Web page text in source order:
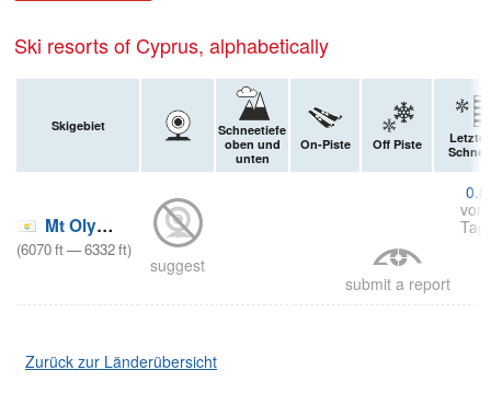
Ski resorts of Cyprus, alphabetically
Skigebiet
Schneetiefe
oben und
unten
On-Piste Off Piste
Letzter
Schnee
Mt Olympus
(6070ft—6332ft)
suggest
0.8
vor
submit a report
Zurück zur Länderübersicht